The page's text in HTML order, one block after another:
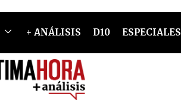
+ ANÁLISIS D10 ESPECIALES